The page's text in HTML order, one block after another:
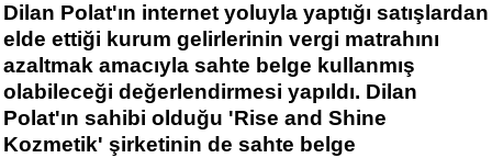
Dilan Polat'ın internet yoluyla yaptığı satışlardan
elde ettiği kurum gelirlerinin vergi matrahını
azaltmak amacıyla sahte belge kullanmış
olabileceği değerlendirmesi yapıldı. Dilan
Polat'ın sahibi olduğu 'Rise and Shine
Kozmetik' şirketinin de sahte belge